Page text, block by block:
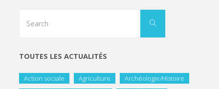
TOUTES LES ACTUALITÉS
Action sociale Agriculture
Archéologie/Histoire